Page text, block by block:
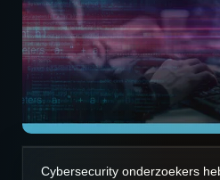
Cybersecurity onderzoekers